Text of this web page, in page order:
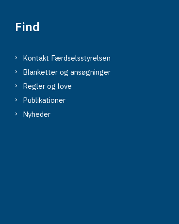
Find
Kontakt Færdselsstyrelsen
Blanketter og ansøgninger
Regler og love
Publikationer
Nyheder